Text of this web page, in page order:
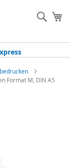
Format M, DIN A5